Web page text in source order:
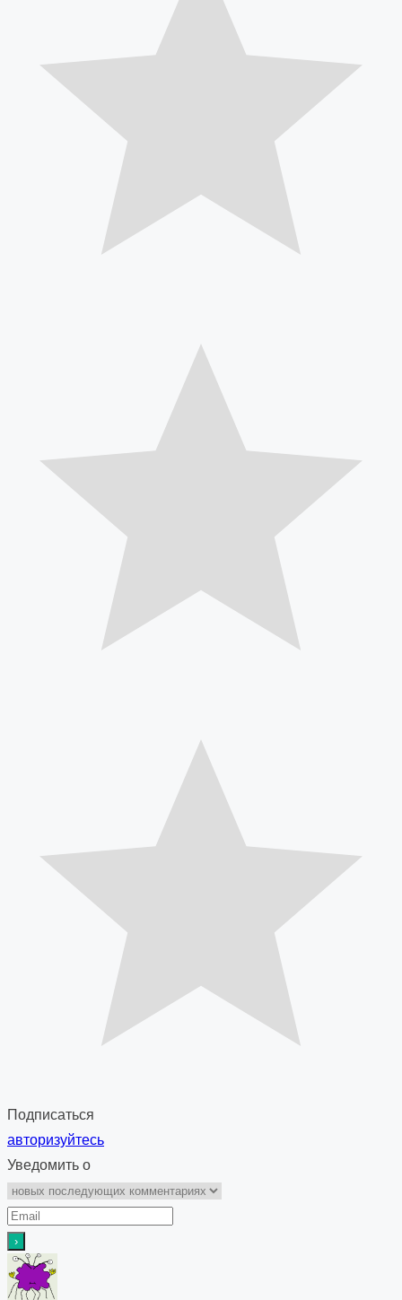
Подписаться
авторизуйтесь
Уведомить о